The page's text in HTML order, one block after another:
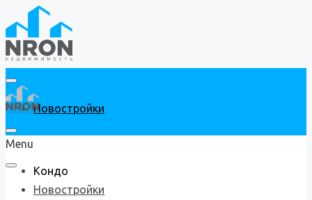
Новостройки
Кондо
Menu
Новостройки